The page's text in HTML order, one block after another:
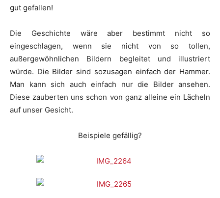
gut gefallen!
Die Geschichte wäre aber bestimmt nicht so
eingeschlagen, wenn sie nicht von so tollen,
außergewöhnlichen Bildern begleitet und illustriert
würde. Die Bilder sind sozusagen einfach der Hammer.
Man kann sich auch einfach nur die Bilder ansehen.
Diese zauberten uns schon von ganz alleine ein Lächeln
auf unser Gesicht.
Beispiele gefällig?